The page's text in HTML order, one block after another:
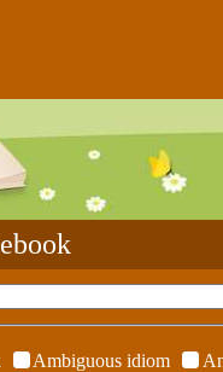
Ambiguous idiom